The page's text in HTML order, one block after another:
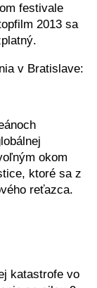
festivale
2013 sa
v Bratislave:
okom
ktoré sa z
reťazca.
katastrofe vo